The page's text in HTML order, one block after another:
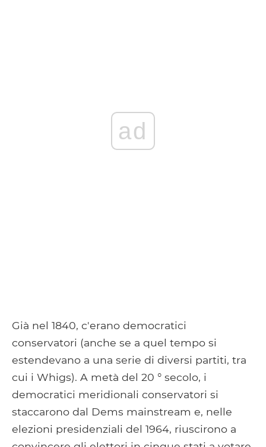
ad
Già nel 1840, c'erano democratici
conservatori (anche se a quel tempo si
estendevano a una serie di diversi partiti, tra
cui i Whigs). A metà del 20 ° secolo, i
democratici meridionali conservatori si
staccarono dal Dems mainstream e, nelle
elezioni presidenziali del 1964, riuscirono a